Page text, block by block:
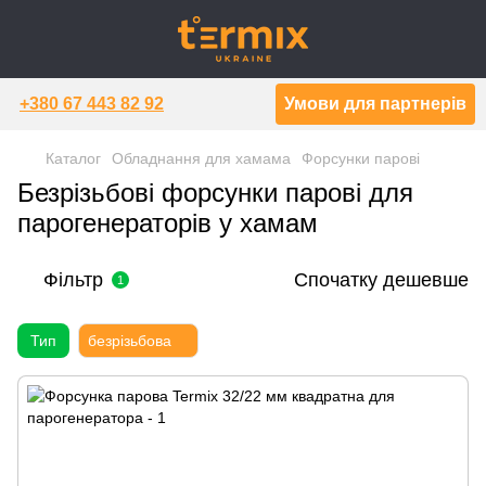
+380 67 443 82 92 Умови для партнерів
Каталог Обладнання для хамама Форсунки парові
Безрізьбові форсунки парові для
парогенераторів у хамам
Фільтр 1 Спочатку дешевше
Тип безрізьбова